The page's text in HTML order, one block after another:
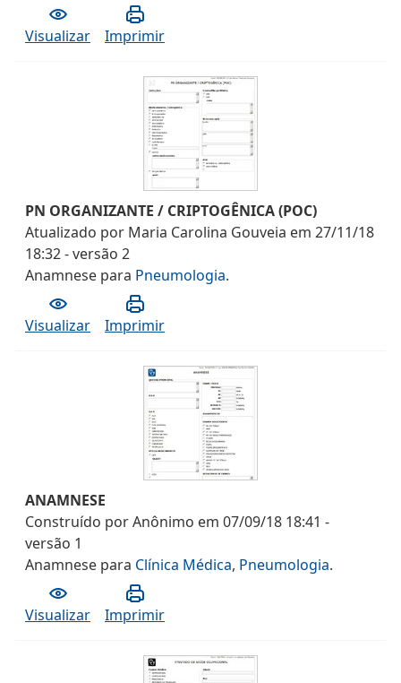
Visualizar Imprimir
PN ORGANIZANTE / CRIPTOGÊNICA (POC)
Atualizado por Maria Carolina Gouveia em 27/11/18
18:32- versão 2
Anamnese para Pneumologia.
Visualizar Imprimir
ANAMNESE
Construído porAnônimo em 07/09/18 18:41 -
versão 1
Anamnese para Clínica Médica, Pneumologia.
Visualizar Imprimir